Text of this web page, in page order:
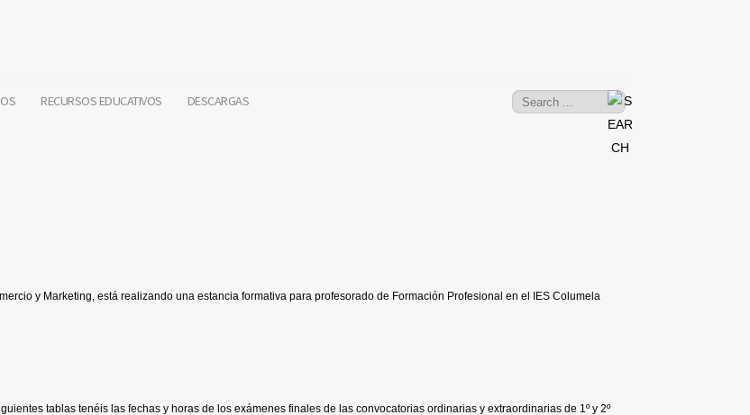
RECURSOS EDUCATIVOS DESCARGAS
y Marketing, está realizando una estancia formativa para profesorado de Formación Profesional en el IES Columela
tablas tenéis las fechas y horas de los exámenes finales de las convocatorias ordinarias y extraordinarias de 1º y 2º